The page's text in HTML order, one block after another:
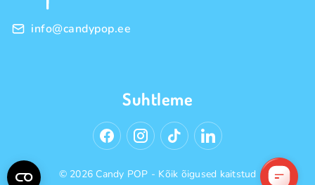
info@candypop.ee
Suhtleme
© 2026 Candy POP - Kõik õigused kaitstud